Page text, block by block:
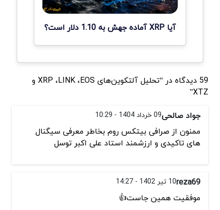
آیا XRP آماده جهش به 1.10 دلار است؟
59 دیدگاه در “تحلیل آلتکوین‌های XRP ،LINK ،EOS و
XTZ”
جواد صالحی09 خرداد 1404 - 10:29
ممنون از صرافی بیتکس روم بخاطر معرفی سیگنال
های تاکیدی و ارزشمند استاد علی اکبر توسل
reza6910 تیر 1402 - 14:27
موفقیت همین جاست👍